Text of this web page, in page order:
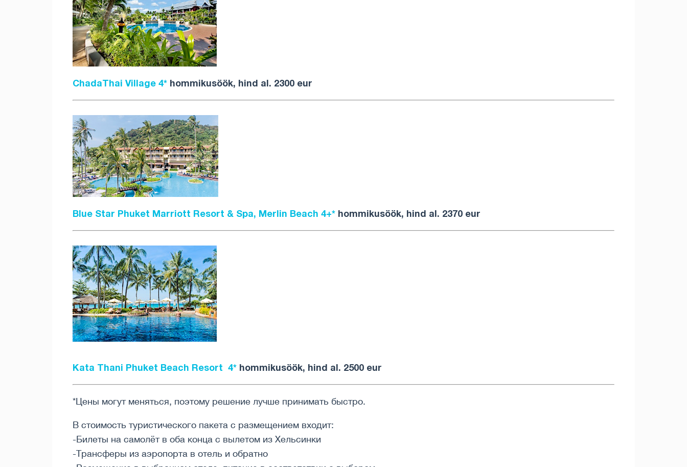
ChadaThai Village 4* hommikusöök, hind al. 2300 eur
Blue Star Phuket Marriott Resort & Spa, Merlin Beach 4+* hommikusöök, hind al. 2370 eur
Kata Thani Phuket Beach Resort 4* hommikusöök, hind al. 2500 eur
*Цены могут меняться, поэтому решение лучше принимать быстро.
В стоимость туристического пакета с размещением входит:
-Билеты на самолёт в оба конца с вылетом из Хельсинки
-Трансферы из аэропорта в отель и обратно